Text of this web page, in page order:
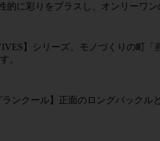
に彩りをプラスし、オンリーワン
】シリーズ。モノづくりの町
。
ンクール】正面のロングバック